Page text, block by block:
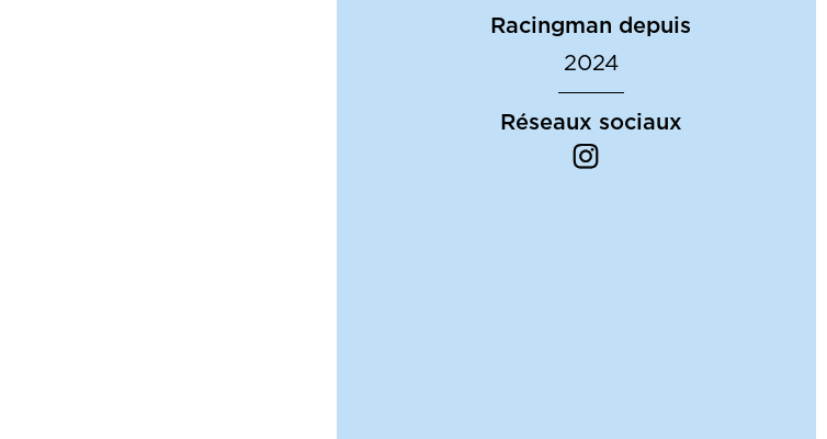
Racingman depuis
2024
Réseaux sociaux